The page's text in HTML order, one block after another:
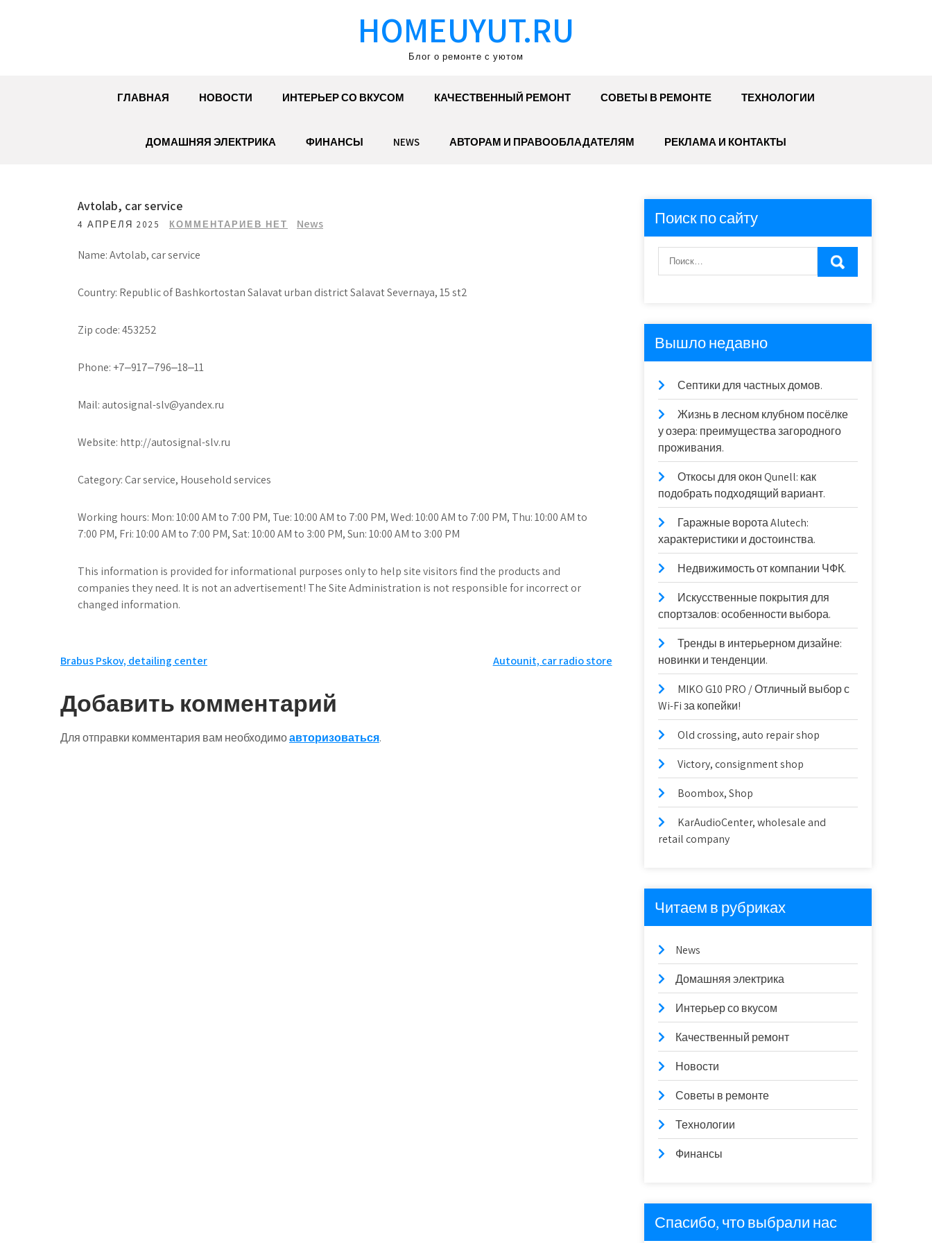
HOMEUYUT.RU
Блог о ремонте с уютом
ГЛАВНАЯ НОВОСТИ ИНТЕРЬЕР СО ВКУСОМ КАЧЕСТВЕННЫЙ РЕМОНТ СОВЕТЫ В РЕМОНТЕ ТЕХНОЛОГИИ
ДОМАШНЯЯ ЭЛЕКТРИКА ФИНАНСЫ NEWS АВТОРАМ И ПРАВООБЛАДАТЕЛЯМ РЕКЛАМА И КОНТАКТЫ
Avtolab, car service
4 АПРЕЛЯ 2025 КОММЕНТАРИЕВ НЕТ News
Name: Avtolab, car service
Country: Republic of Bashkortostan Salavat urban district Salavat Severnaya, 15 st2
Zip code: 453252
Phone: +7‒917‒796‒18‒11
Mail: autosignal-slv@yandex.ru
Website: http://autosignal-slv.ru
Category: Car service, Household services
Working hours: Mon: 10:00 AM to 7:00 PM, Tue: 10:00 AM to 7:00 PM, Wed: 10:00 AM to 7:00 PM, Thu: 10:00 AM to
7:00 PM, Fri: 10:00 AM to 7:00 PM, Sat: 10:00 AM to 3:00 PM, Sun: 10:00 AM to 3:00 PM
This information is provided for informational purposes only to help site visitors find the products and
companies they need. It is not an advertisement! The Site Administration is not responsible for incorrect or
changed information.
Навигация
по
записям
Brabus Pskov, detailing center Autounit, car radio store
Добавить комментарий
Для отправки комментария вам необходимоавторизоваться.
Поиск по сайту
Вышло недавно
Септики для частных домов.
Жизнь в лесном клубном посёлке
у озера: преимущества загородного
проживания.
Откосы для окон Qunell: как
подобрать подходящий вариант.
Гаражные ворота Alutech:
характеристики и достоинства.
Недвижимость от компании ЧФК.
Искусственные покрытия для
спортзалов: особенности выбора.
Тренды в интерьерном дизайне:
новинки и тенденции.
MIKO G10 PRO / Отличный выбор с
Wi-Fi за копейки!
Old crossing, auto repair shop
Victory, consignment shop
Boombox, Shop
KarAudioCenter, wholesale and
retail company
Читаем в рубриках
News
Домашняя электрика
Интерьер со вкусом
Качественный ремонт
Новости
Советы в ремонте
Технологии
Финансы
Спасибо, что выбрали нас